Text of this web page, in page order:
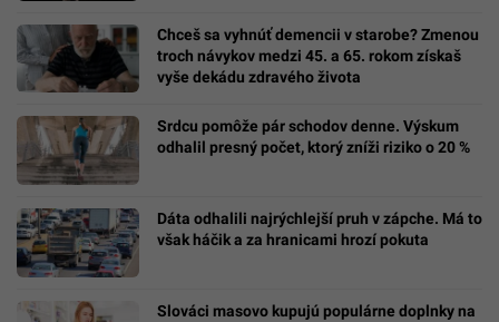
Chceš sa vyhnúť demencii v starobe? Zmenou
troch návykov medzi 45. a 65. rokom získaš
vyše dekádu zdravého života
Srdcu pomôže pár schodov denne. Výskum
odhalil presný počet, ktorý zníži riziko o 20 %
Dáta odhalili najrýchlejší pruh v zápche. Má to
však háčik a za hranicami hrozí pokuta
Slováci masovo kupujú populárne doplnky na